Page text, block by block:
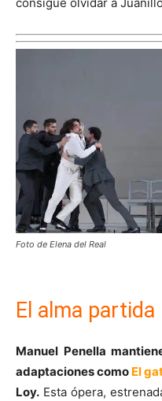
Foto de Elena del Real
El alma partida
Manuel Penella
adaptaciones como El
Loy. Esta ópera,